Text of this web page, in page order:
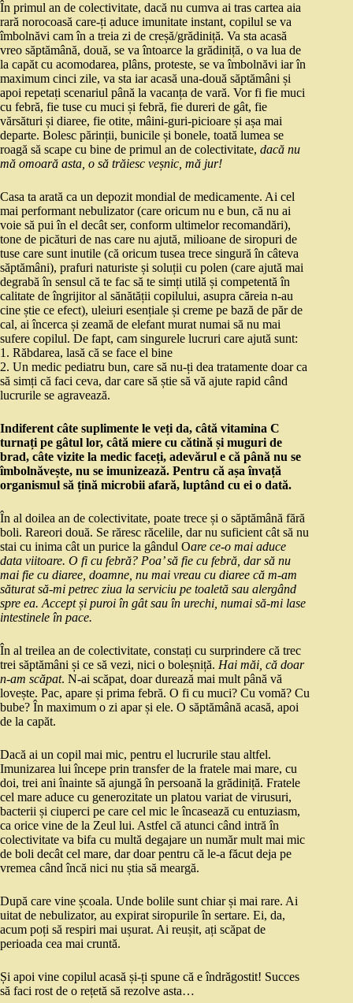
În primul an de colectivitate, dacă nu cumva ai tras cartea aia
rară norocoasă care-ți aduce imunitate instant, copilul se va
îmbolnăvi cam în a treia zi de creșă/grădiniță. Va sta acasă
vreo săptămână, două, se va întoarce la grădiniță, o va lua de
la capăt cu acomodarea, plâns, proteste, se va îmbolnăvi iar în
maximum cinci zile, va sta iar acasă una-două săptămâni și
apoi repetați scenariul până la vacanța de vară. Vor fi fie muci
cu febră, fie tuse cu muci și febră, fie dureri de gât, fie
vărsături și diaree, fie otite, mâini-guri-picioare și așa mai
departe. Bolesc părinții, bunicile și bonele, toată lumea se
roagă să scape cu bine de primul an de colectivitate, dacă nu
mă omoară asta, o să trăiesc veșnic, mă jur!
Casa ta arată ca un depozit mondial de medicamente. Ai cel
mai performant nebulizator (care oricum nu e bun, că nu ai
voie să pui în el decât ser, conform ultimelor recomandări),
tone de picături de nas care nu ajută, milioane de siropuri de
tuse care sunt inutile (că oricum tusea trece singură în câteva
săptămâni), prafuri naturiste și soluții cu polen (care ajută mai
degrabă în sensul că te fac să te simți utilă și competentă în
calitate de îngrijitor al sănătății copilului, asupra căreia n-au
cine știe ce efect), uleiuri esențiale și creme pe bază de păr de
cal, ai încerca și zeamă de elefant murat numai să nu mai
sufere copilul. De fapt, cam singurele lucruri care ajută sunt:
1. Răbdarea, lasă că se face el bine
2. Un medic pediatru bun, care să nu-ți dea tratamente doar ca
să simți că faci ceva, dar care să știe să vă ajute rapid când
lucrurile se agravează.
Indiferent câte suplimente le veți da, câtă vitamina C
turnați pe gâtul lor, câtă miere cu cătină și muguri de
brad, câte vizite la medic faceți, adevărul e că până nu se
îmbolnăvește, nu se imunizează. Pentru că așa învață
organismul să țină microbii afară, luptând cu ei o dată.
În al doilea an de colectivitate, poate trece și o săptămână fără
boli. Rareori două. Se răresc răcelile, dar nu suficient cât să nu
stai cu inima cât un purice la gândul Oare ce-o mai aduce
data viitoare. O fi cu febră? Poa’ să fie cu febră, dar să nu
mai fie cu diaree, doamne, nu mai vreau cu diaree că m-am
săturat să-mi petrec ziua la serviciu pe toaletă sau alergând
spre ea. Accept și puroi în gât sau în urechi, numai să-mi lase
intestinele în pace.
În al treilea an de colectivitate, constați cu surprindere că trec
trei săptămâni și ce să vezi, nici o boleșniță. Hai măi, că doar
n-am scăpat. N-ai scăpat, doar durează mai mult până vă
lovește. Pac, apare și prima febră. O fi cu muci? Cu vomă? Cu
bube? În maximum o zi apar și ele. O săptămână acasă, apoi
de la capăt.
Dacă ai un copil mai mic, pentru el lucrurile stau altfel.
Imunizarea lui începe prin transfer de la fratele mai mare, cu
doi, trei ani înainte să ajungă în persoană la grădiniță. Fratele
cel mare aduce cu generozitate un platou variat de virusuri,
bacterii și ciuperci pe care cel mic le încasează cu entuziasm,
ca orice vine de la Zeul lui. Astfel că atunci când intră în
colectivitate va bifa cu multă degajare un număr mult mai mic
de boli decât cel mare, dar doar pentru că le-a făcut deja pe
vremea când încă nici nu știa să meargă.
După care vine școala. Unde bolile sunt chiar și mai rare. Ai
uitat de nebulizator, au expirat siropurile în sertare. Ei, da,
acum poți să respiri mai ușurat. Ai reușit, ați scăpat de
perioada cea mai cruntă.
Și apoi vine copilul acasă și-ți spune că e îndrăgostit! Succes
să faci rost de o rețetă să rezolve asta…